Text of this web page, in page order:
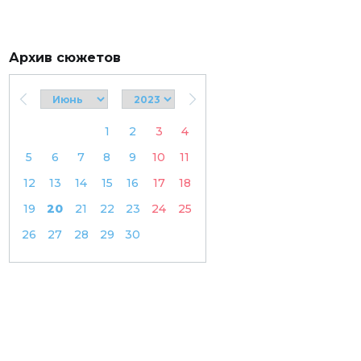
Архив сюжетов
1 2 3
4
5
6 7 8 9 10
11
12
13 14 15 16 17
18
19
20 21 22 23 24
25
26
27 28 29 30